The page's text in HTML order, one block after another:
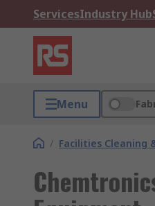
ServicesIndustry Hub
Menu
/ Facilities Cleaning